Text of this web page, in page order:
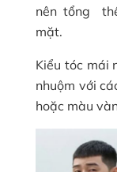
nên tổng
mặt.
Kiểu tóc mái
nhuộm với
hoặc màu